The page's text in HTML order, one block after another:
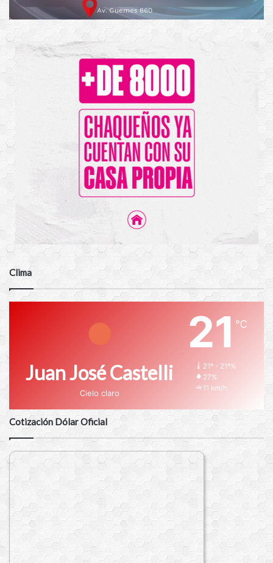
Clima
Juan José Castelli
Cielo claro
21℃
21º - 21º%
27%
11 km/h
Cotización Dólar Oficial